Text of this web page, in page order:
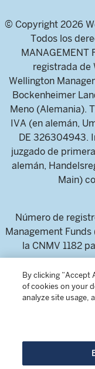
© Copyright 2026
Todos los
MANAGEMENT
registrada de
Wellington
Bockenheimer
Meno (Alemania).
IVA (en alemán,
DE 326304943.
juzgado de
alemán,
Main)
Número de
Management
la CNMV 1182
Wellington
Supervisión
Bundesanstalt
By clicking “Accept
of cookies on your
analyze site usage,